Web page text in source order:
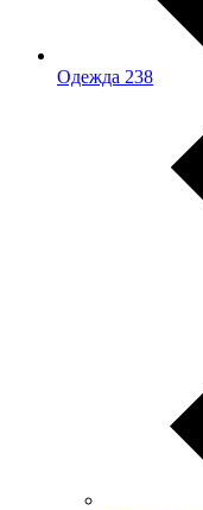
Одежда 238